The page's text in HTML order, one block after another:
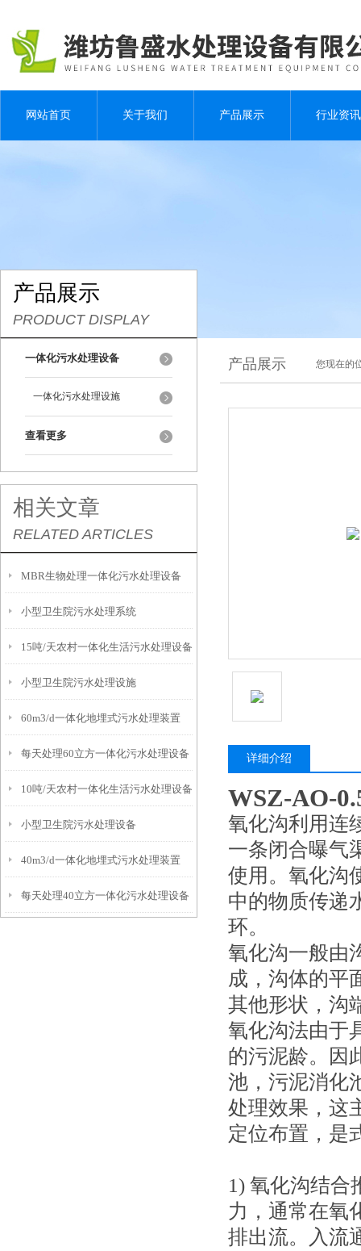
网站首页 关于我们 产品展示 行业资讯
产品展示
PRODUCT DISPLAY
一体化污水处理设备
一体化污水处理设施
查看更多
相关文章
RELATED ARTICLES
MBR生物处理一体化污水处理设备
小型卫生院污水处理系统
15吨/天农村一体化生活污水处理设备
小型卫生院污水处理设施
60m3/d一体化地埋式污水处理装置
每天处理60立方一体化污水处理设备
10吨/天农村一体化生活污水处理设备
小型卫生院污水处理设备
40m3/d一体化地埋式污水处理装置
每天处理40立方一体化污水处理设备
产品展示 您现在的
详细介绍
WSZ-AO-
氧化沟利用连
一条闭合曝气
使用。氧化沟
中的物质传递
环。
氧化沟一般由
成，沟体的平
其他形状，沟
氧化沟法由于
的污泥龄。因
池，污泥消化
处理效果，这
定位布置，是
1) 氧化沟结合
力，通常在氧
排出流。入流